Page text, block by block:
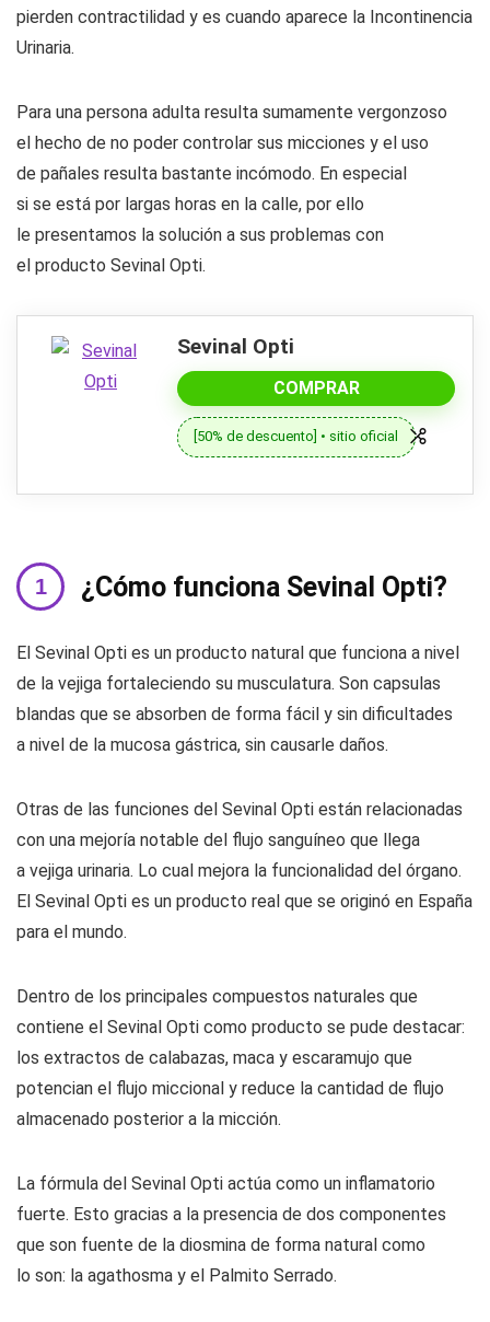
pierden contractilidad y es cuando aparece la Incontinencia
Urinaria.
Para una persona adulta resulta sumamente vergonzoso
el hecho de no poder controlar sus micciones y el uso
de pañales resulta bastante incómodo. En especial
si se está por largas horas en la calle, por ello
le presentamos la solución a sus problemas con
el producto Sevinal Opti.
Sevinal Opti
COMPRAR
[50% de descuento] • sitio oficial
¿Cómo funciona Sevinal Opti?
El Sevinal Opti es un producto natural que funciona a nivel
de la vejiga fortaleciendo su musculatura. Son capsulas
blandas que se absorben de forma fácil y sin dificultades
a nivel de la mucosa gástrica, sin causarle daños.
Otras de las funciones del Sevinal Opti están relacionadas
con una mejoría notable del flujo sanguíneo que llega
a vejiga urinaria. Lo cual mejora la funcionalidad del órgano.
El Sevinal Opti es un producto real que se originó en España
para el mundo.
Dentro de los principales compuestos naturales que
contiene el Sevinal Opti como producto se pude destacar:
los extractos de calabazas, maca y escaramujo que
potencian el flujo miccional y reduce la cantidad de flujo
almacenado posterior a la micción.
La fórmula del Sevinal Opti actúa como un inflamatorio
fuerte. Esto gracias a la presencia de dos componentes
que son fuente de la diosmina de forma natural como
lo son: la agathosma y el Palmito Serrado.